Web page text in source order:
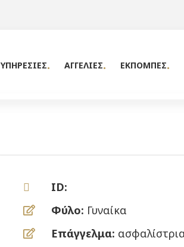
ΥΠΗΡΕΣΙΕΣ ΑΓΓΕΛΙΕΣ ΕΚΠΟΜΠΕΣ
ID:
Φύλο: Γυναίκα
Επάγγελμα: